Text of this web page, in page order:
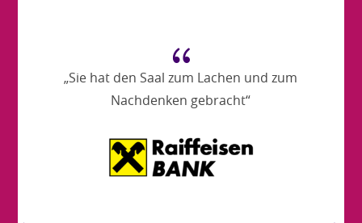
{
„Sie hat den Saal zum Lachen und zum
Nachdenken gebracht“